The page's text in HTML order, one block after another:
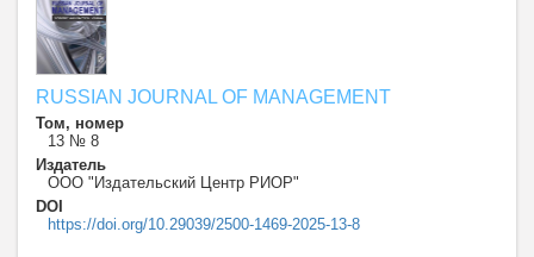
RUSSIAN JOURNAL OF MANAGEMENT
Том, номер
13 № 8
Издатель
ООО "Издательский Центр РИОР"
DOI
https://doi.org/10.29039/2500-1469-2025-13-8